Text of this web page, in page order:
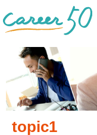
topic1